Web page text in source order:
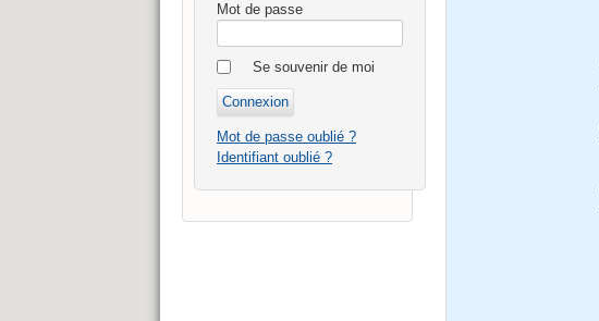
Mot de passe
Se souvenir de moi
Mot de passe oublié ?
Identifiant oublié ?